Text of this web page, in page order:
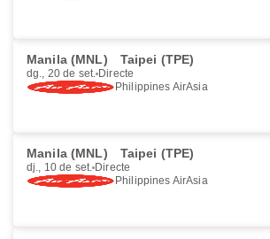
Manila (MNL) Taipei (TPE)
dg., 20 de set. Directe
Philippines AirAsia
Manila (MNL) Taipei (TPE)
dj., 10 de set. Directe
Philippines AirAsia